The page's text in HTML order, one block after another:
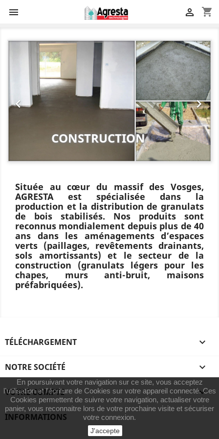
En poursuivant votre navigation sur ce site, vous acceptez
l’utilisation et l'écriture de Cookies sur votre appareil connecté. Ces
Cookies permettent de suivre votre navigation, actualiser votre
panier, vous reconnaitre lors de votre prochaine visite et sécuriser
votre connexion.
J'accepte
 shopping_cart

CONSTRUCTION

Précédent

Située au cœur du massif des Vosges,
AGRESTA est spécialisée dans la
production et la distribution de granulats
de bois stabilisés. Nos produits sont
reconnus mondialement depuis plus de 40
ans dans les aménagements d’espaces
verts (paillages, revêtements drainants,
sols amortissants) et le secteur de la
construction (granulats légers pour les
chapes, murs anti-bruit, maisons
préfabriquées).
TÉLÉCHARGEMENT 
NOTRE SOCIÉTÉ 
VOTRE COMPTE 
INFORMATIONS